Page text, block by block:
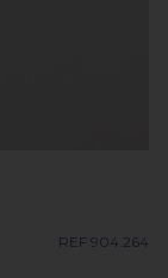
REF 904.264